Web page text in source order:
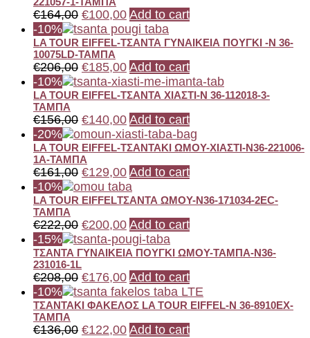
€164,00 €100,00 Add to cart
-10%
LA TOUR EIFFEL-ΤΣΑΝΤΑ ΓΥΝΑΙΚΕΙΑ ΠΟΥΓΚΙ -Ν 36-
10075LD-ΤΑΜΠΑ
€206,00 €185,00 Add to cart
-10%
LA TOUR EIFFEL-ΤΣΑΝΤΑ ΧΙΑΣΤΙ-N 36-112018-3-
ΤΑΜΠΑ
€156,00 €140,00 Add to cart
-20%
LA TOUR EIFFEL-ΤΣΑΝΤΑΚΙ ΩΜΟΥ-ΧΙΑΣΤΙ-N36-221006-
1A-ΤΑΜΠΑ
€161,00 €129,00 Add to cart
-10%
LA TOUR EIFFELΤΣΑΝΤΑ ΩΜΟΥ-N36-171034-2EC-
ΤΑΜΠΑ
€222,00 €200,00 Add to cart
-15%
ΤΣΑΝΤΑ ΓΥΝΑΙΚΕΙΑ ΠΟΥΓΚΙ ΩΜΟΥ-ΤΑΜΠΑ-N36-
231016-1L
€208,00 €176,00 Add to cart
-10%
ΤΣΑΝΤΑΚΙ ΦΑΚΕΛΟΣ LA TOUR EIFFEL-N 36-8910EX-
ΤΑΜΠΑ
€136,00 €122,00 Add to cart